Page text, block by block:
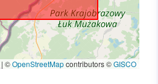
| ©OpenStreetMapcontributors ©GISCO